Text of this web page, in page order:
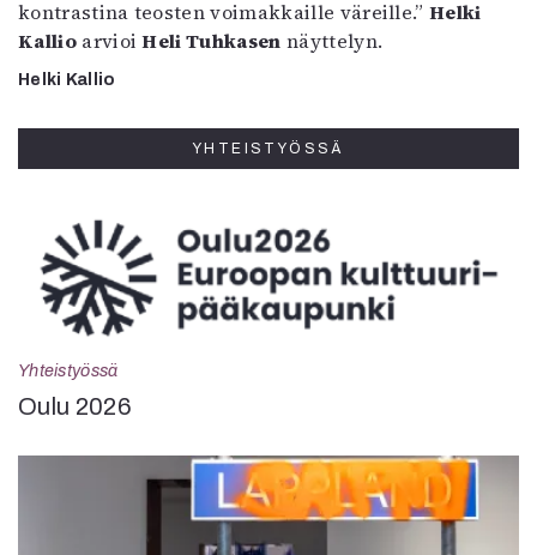
kontrastina teosten voimakkaille väreille.”Helki
KallioarvioiHeli Tuhkasen näyttelyn.
Helki Kallio
YHTEISTYÖSSÄ
Yhteistyössä
Oulu 2026